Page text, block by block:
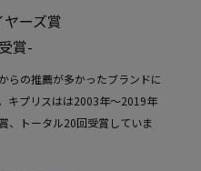
ーズ賞
賞-
らの推薦が多かったブランドに
キプリスはは2003年〜2019年
、トータル20回受賞していま